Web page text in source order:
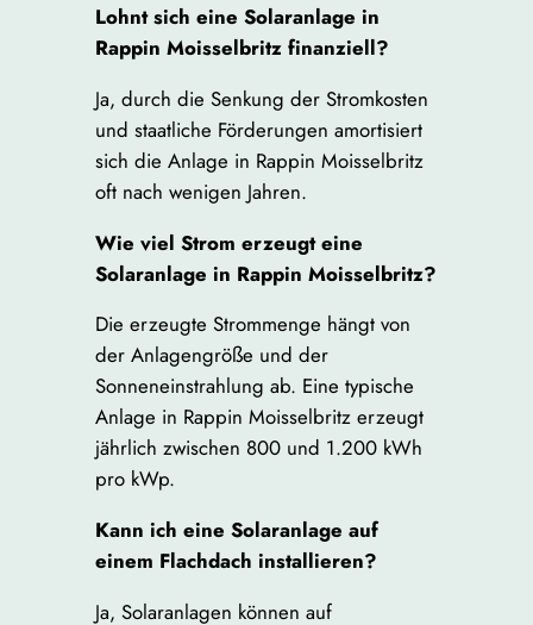
Lohnt sich eine Solaranlage in
Rappin Moisselbritz finanziell?
Ja, durch die Senkung der Stromkosten
und staatliche Förderungen amortisiert
sich die Anlage in Rappin Moisselbritz
oft nach wenigen Jahren.
Wie viel Strom erzeugt eine
Solaranlage in Rappin Moisselbritz?
Die erzeugte Strommenge hängt von
der Anlagengröße und der
Sonneneinstrahlung ab. Eine typische
Anlage in Rappin Moisselbritz erzeugt
jährlich zwischen 800 und 1.200 kWh
pro kWp.
Kann ich eine Solaranlage auf
einem Flachdach installieren?
Ja, Solaranlagen können auf